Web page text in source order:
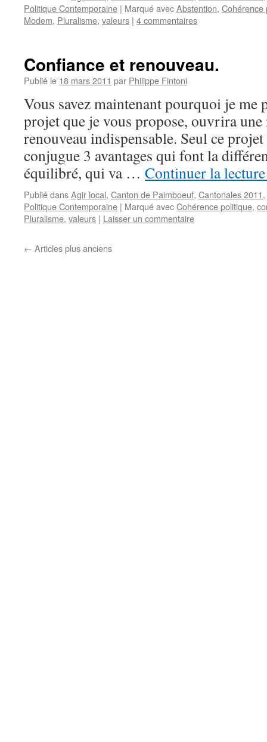
Politique Contemporaine | Marqué avecAbstention, Cohérence
Modem, Pluralisme, valeurs | 4 commentaires
Confiance et renouveau.
Publié le 18 mars 2011 par Philippe Fintoni
Vous savez maintenant pourquoi je me
projet que je vous propose, ouvrira
renouveau indispensable. Seul ce
conjugue 3 avantages qui font la
équilibré, qui va … Continuer la
Publié dansAgir local, Canton de Paimboeuf, Cantonales 2011,
Politique Contemporaine | Marqué avecCohérence politique,
Pluralisme, valeurs | Laisser un commentaire
← Articles plus anciens